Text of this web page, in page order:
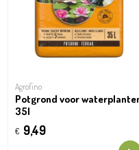
Agrofino
Potgrond voor
35l
€ 9,49